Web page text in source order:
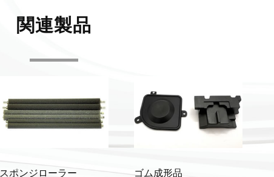
関連製品
スポンジローラー ゴム成形品